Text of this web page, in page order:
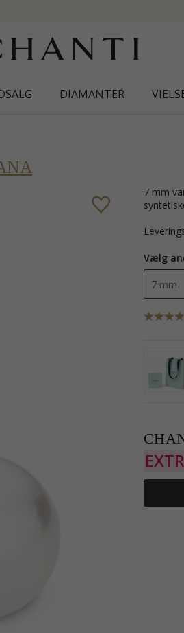
DIAMANTER
7 mm vandfaste perle ørestikker i forgyldt stål med blank overflade 2 hvide
Vælg
7